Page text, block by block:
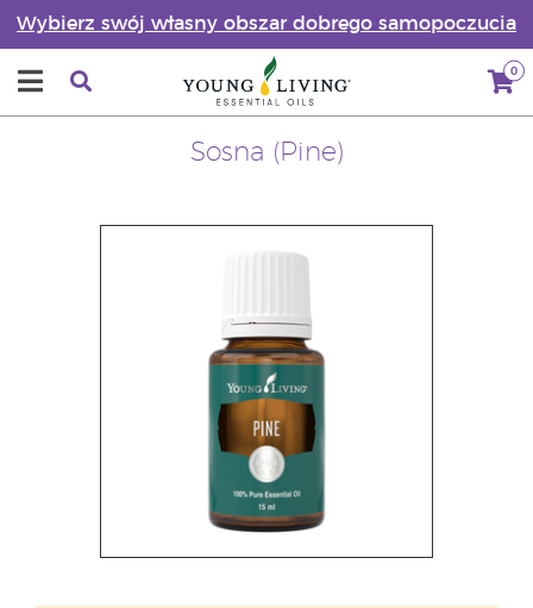
Wybierz swój własny obszar dobrego samopoczucia
0
Sosna (Pine)